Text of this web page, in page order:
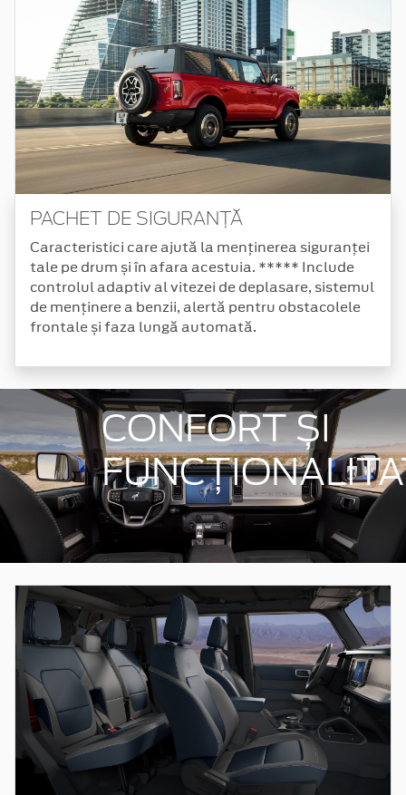
PACHET DE SIGURANȚĂ
Caracteristici care ajută la menținerea siguranței
tale pe drum și în afara acestuia. ***** Include
controlul adaptiv al vitezei de deplasare, sistemul
de menținere a benzii, alertă pentru obstacolele
frontale și faza lungă automată.
CONFORT ȘI